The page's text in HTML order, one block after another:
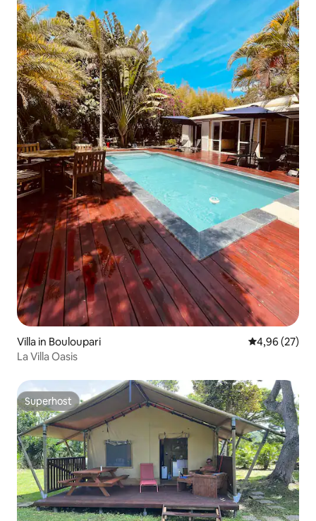
Villa in Bouloupari Gemiddelde
4,96 (27)
La Villa Oasis
Superhost
Superhost